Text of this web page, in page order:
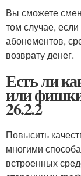
Вы сможете
том случае,
абонементов,
возврату денег.
Есть ли
или
26.2.2
Повысить
многими
встроенных